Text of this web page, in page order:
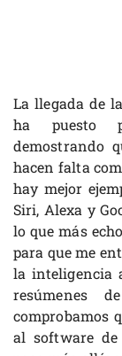
La llegada de
ha puesto
demostrando
hacen falta
hay mejor
Siri, Alexa y
lo que más
para que me
la inteligencia
resúmenes
comprobamos
al software